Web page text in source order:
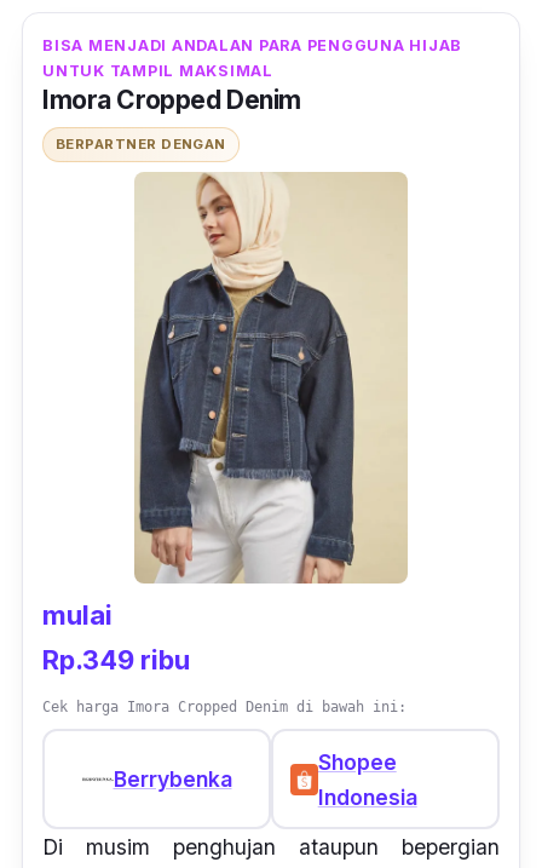
BISA MENJADI ANDALAN PARA PENGGUNA HIJAB
UNTUK TAMPIL MAKSIMAL
Imora Cropped Denim
BERPARTNER DENGAN
mulai
Rp.349 ribu
Cek harga Imora Cropped Denim di bawah ini:
Berrybenka
Shopee
Indonesia
Di musim penghujan ataupun bepergian